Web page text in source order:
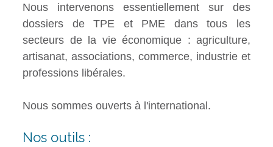
Nous intervenons essentiellement sur des
dossiers de TPE et PME dans tous les
secteurs de la vie économique : agriculture,
artisanat, associations, commerce, industrie et
professions libérales.
Nous sommes ouverts à l'international.
Nos outils :